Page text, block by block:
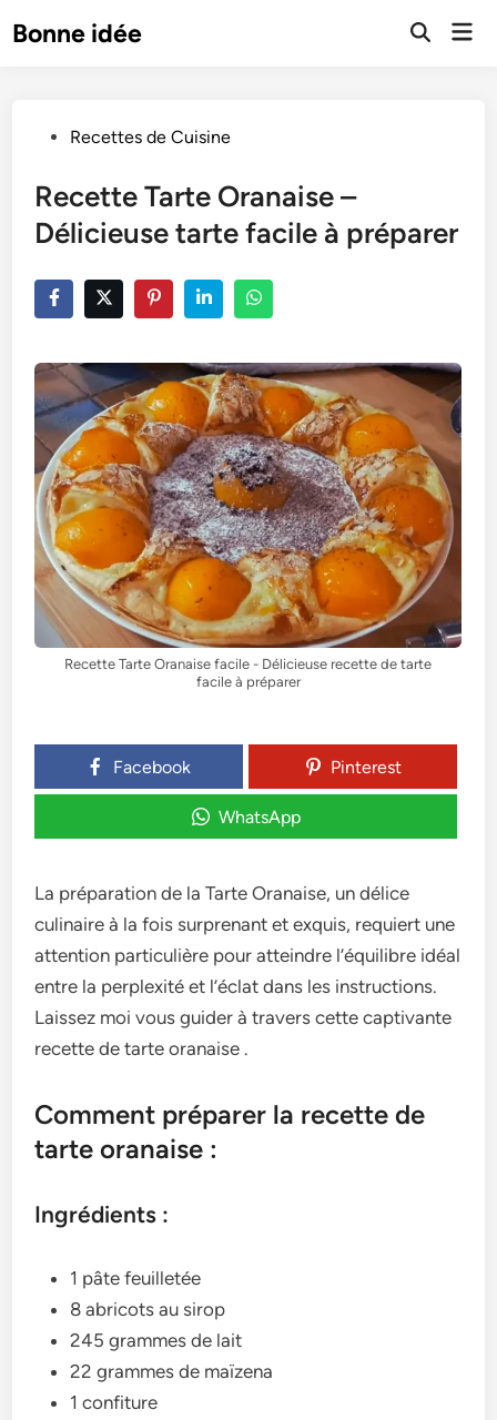
toBonne idée
Open
PostedRecettes de Cuisine
Recette Tarte Oranaise –
Délicieuse tarte facile à préparer
Recette Tarte Oranaise facile - Délicieuse recette de tarte
facile à préparer
Facebook Pinterest
WhatsApp
La préparation de la Tarte Oranaise, un délice
culinaire à la fois surprenant et exquis, requiert une
attention particulière pour atteindre l’équilibre idéal
entre la perplexité et l’éclat dans les instructions.
Laissez moi vous guider à travers cette captivante
recette de tarte oranaise .
Comment préparer la recette de
tarte oranaise :
Ingrédients :
1 pâte feuilletée
8 abricots au sirop
245 grammes de lait
22 grammes de maïzena
1 confiture